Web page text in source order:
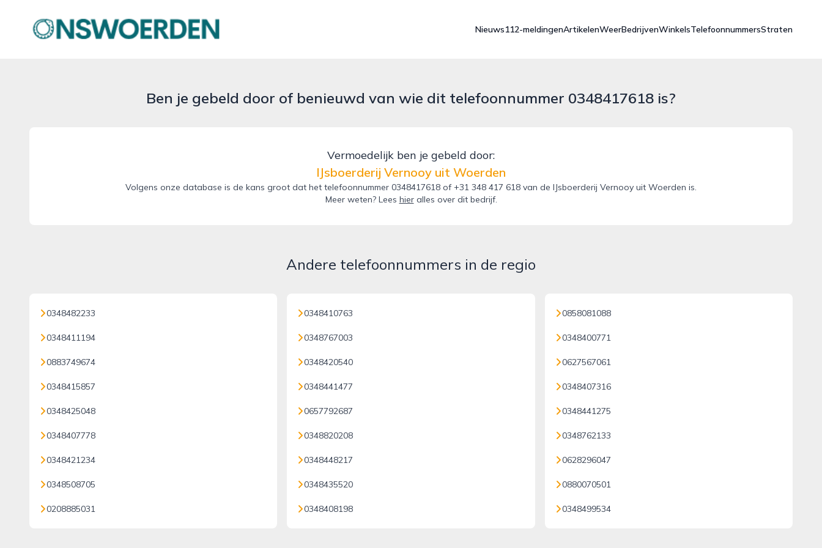
onswoerden.nl
Nieuws112-meldingenArtikelenWeerBedrijvenWinkelsTelefoonnummersStraten
Ben je gebeld door of benieuwd van wie dit telefoonnummer 0348417618 is?
Vermoedelijk ben je gebeld door:
IJsboerderij Vernooy uit Woerden
Volgens onze database is de kans groot dat het telefoonnummer 0348417618 of +31 348 417 618 van de IJsboerderij Vernooy uit Woerden is.
Meer weten? Lees hieralles over dit bedrijf.
Andere telefoonnummers in de regio
0348482233
0348411194
0883749674
0348415857
0348425048
0348407778
0348421234
0348508705
0208885031
0348410763
0348767003
0348420540
0348441477
0657792687
0348820208
0348448217
0348435520
0348408198
0858081088
0348400771
0627567061
0348407316
0348441275
0348762133
0628296047
0880070501
0348499534